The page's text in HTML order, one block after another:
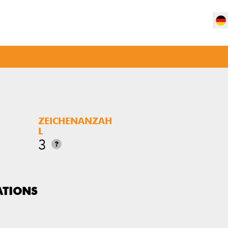
ZEICHENANZAH
L
3 ?